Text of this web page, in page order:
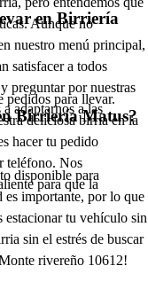
Aunque no
nuestro menú principal,
satisfacer a todos
preguntar por nuestras
adaptarnos a las
en Birriería
pedidos para llevar.
deliciosa birria en la
hacer tu pedido
teléfono. Nos
para que la
Birriería Matus?
disponible para
es importante, por lo que
estacionar tu vehículo sin
sin el estrés de buscar
rivereño 10612!